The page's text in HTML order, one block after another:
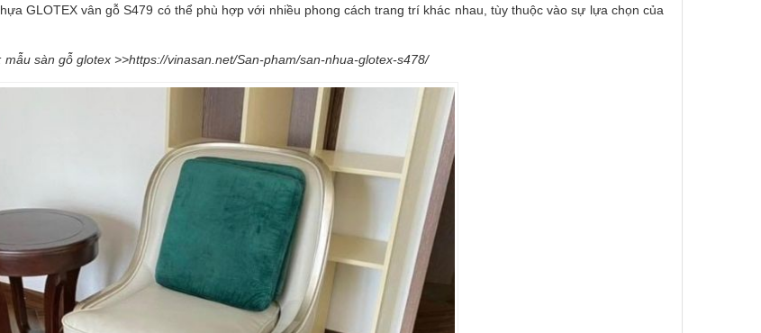
GLOTEX vân gỗ S479 có thể phù hợp với nhiều phong cách trang trí khác nhau, tùy thuộc vào sự lựa chọn của
mẫu sàn gỗ glotex >>https://vinasan.net/San-pham/san-nhua-glotex-s478/